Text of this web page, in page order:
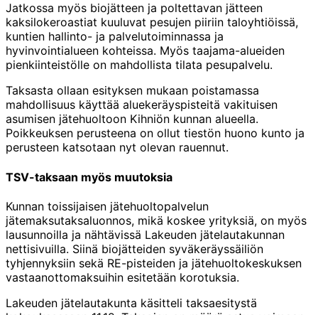
Jatkossa myös biojätteen ja poltettavan jätteen
kaksilokeroastiat kuuluvat pesujen piiriin taloyhtiöissä,
kuntien hallinto- ja palvelutoiminnassa ja
hyvinvointialueen kohteissa. Myös taajama-alueiden
pienkiinteistölle on mahdollista tilata pesupalvelu.
Taksasta ollaan esityksen mukaan poistamassa
mahdollisuus käyttää aluekeräyspisteitä vakituisen
asumisen jätehuoltoon Kihniön kunnan alueella.
Poikkeuksen perusteena on ollut tiestön huono kunto ja
perusteen katsotaan nyt olevan rauennut.
TSV-taksaan myös muutoksia
Kunnan toissijaisen jätehuoltopalvelun
jätemaksutaksaluonnos, mikä koskee yrityksiä, on myös
lausunnoilla ja nähtävissä Lakeuden jätelautakunnan
nettisivuilla. Siinä biojätteiden syväkeräyssäiliön
tyhjennyksiin sekä RE-pisteiden ja jätehuoltokeskuksen
vastaanottomaksuihin esitetään korotuksia.
Lakeuden jätelautakunta käsitteli taksaesitystä